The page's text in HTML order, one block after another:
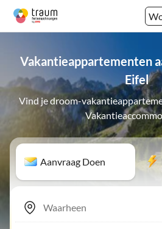
Vakantieappartementen
Eifel
Vind je droom-
Aanvraag Doen